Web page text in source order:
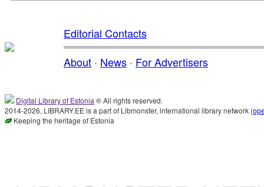
Editorial Contacts
About · News · For Advertisers
Digital Library of Estonia ® All rights reserved.
2014-2026, LIBRARY.EE is a part of Libmonster, international library network (
Keeping the heritage of Estonia